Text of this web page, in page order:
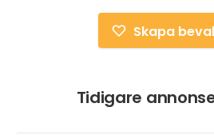
Skapa
Tidigare